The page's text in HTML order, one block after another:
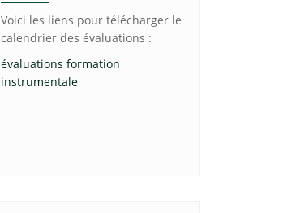
Voici les liens pour télécharger le
calendrier des évaluations :
évaluations formation
instrumentale